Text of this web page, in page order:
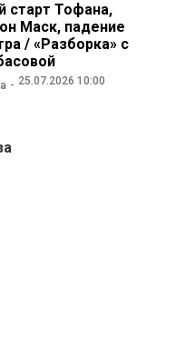
старт Тофана,
Маск, падение
/ «Разборка» с
25.07.2026 10:00